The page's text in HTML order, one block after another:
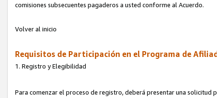
comisiones subsecuentes pagaderos a usted conforme al Acuerdo.
Volver al inicio
Requisitos de Participación en el Programa de
1. Registro y Elegibilidad
Para comenzar el proceso de registro, deberá presentar una solicitud